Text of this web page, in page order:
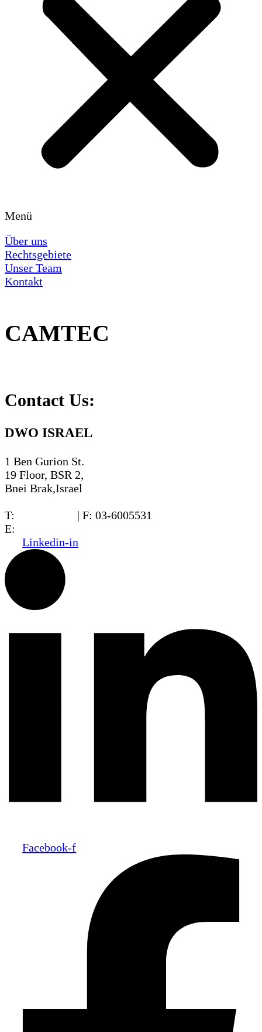
Menü
Über uns
Rechtsgebiete
Unser Team
Kontakt
CAMTEC
Contact Us:
DWO ISRAEL
1 Ben Gurion St.
19 Floor, BSR 2,
Bnei Brak,Israel
T:
| F: 03-6005531
E:
Linkedin-in
Facebook-f